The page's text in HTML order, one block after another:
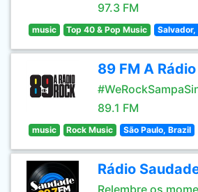
97.3 FM
music Top 40 & Pop Music Salvador,
89 FM A
89.1 FM
music Rock Music São Paulo, Brazil
Rádio
Relembre os